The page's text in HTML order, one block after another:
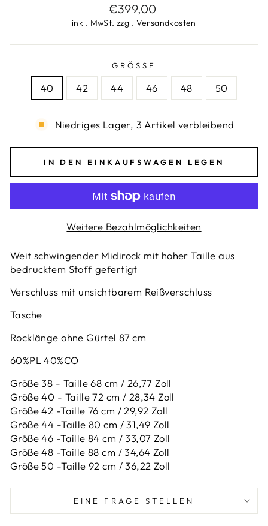
Normaler
Preis
€399,00
inkl. MwSt. zzgl. Versandkosten
GRÖSSE
40 42 44 46 48 50
Niedriges Lager, 3 Artikel verbleibend
IN DEN EINKAUFSWAGEN LEGEN
Weitere Bezahlmöglichkeiten
Weit schwingender Midirock mit hoher Taille aus
bedrucktem Stoff gefertigt
Verschluss mit unsichtbarem Reißverschluss
Tasche
Rocklänge ohne Gürtel 87 cm
60%PL 40%CO
Größe 38 - Taille 68 cm / 26,77 Zoll
Größe 40 - Taille 72 cm / 28,34 Zoll
Größe 42 -Taille 76 cm / 29,92 Zoll
Größe 44 -Taille 80 cm / 31,49 Zoll
Größe 46 -Taille 84 cm / 33,07 Zoll
Größe 48 -Taille 88 cm / 34,64 Zoll
Größe 50 -Taille 92 cm / 36,22 Zoll
EINE FRAGE STELLEN